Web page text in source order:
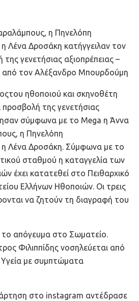
η Πηνελόπη
Λένα Δροσάκη κατήγγειλαν τον
γενετήσιας αξιοπρέπειας –
από τον Αλέξανδρο Μπουρδούμη
ηθοποιού και σκηνοθέτη
προσβολή της γενετήσιας
σύμφωνα με το Mega η Άννα
η Πηνελόπη
Λένα Δροσάκη. Σύμφωνα με το
σταθμού η καταγγελία των
έχει κατατεθεί στο Πειθαρχικό
Ελλήνων Ηθοποιών. Οι τρεις
να ζητούν τη διαγραφή του
το απόγευμα στο Σωματείο.
Φιλιππίδης νοσηλεύεται από
με συμπτώματα
στο instagram αντέδρασε